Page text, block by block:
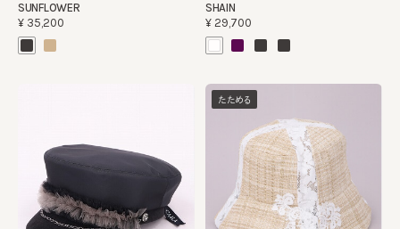
SUNFLOWER
¥35,200
SHAIN
¥29,700
たためる